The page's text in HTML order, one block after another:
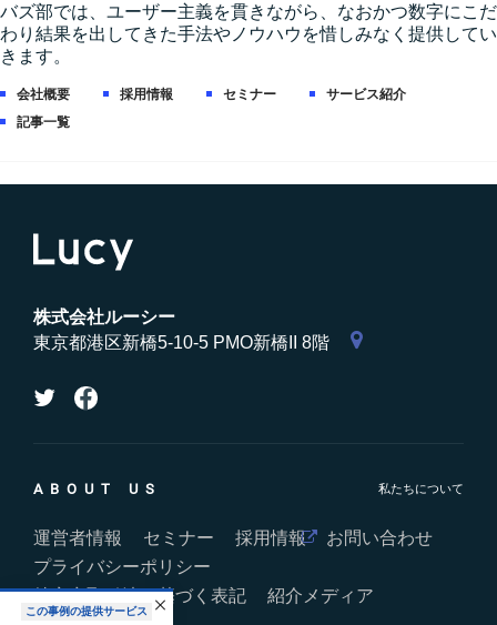
バズ部では、ユーザー主義を貫きながら、なおかつ数字にこだ
わり結果を出してきた手法やノウハウを惜しみなく提供してい
きます。
会社概要 採用情報 セミナー
サービス紹介
記事一覧
株式会社ルーシー
東京都港区新橋5-10-5 PMO新橋II 8階
ABOUT US
運営者情報 セミナー 採用情報
お問い合わせ
プライバシーポリシー
特定商取引法に基づく表記
紹介メディア
この事例の提供サービス